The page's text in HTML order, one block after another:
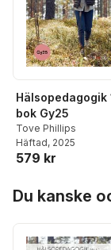
Hälsopedagogik
bok Gy25
Tove Phillips
Häftad, 2025
579 kr
Du kanske